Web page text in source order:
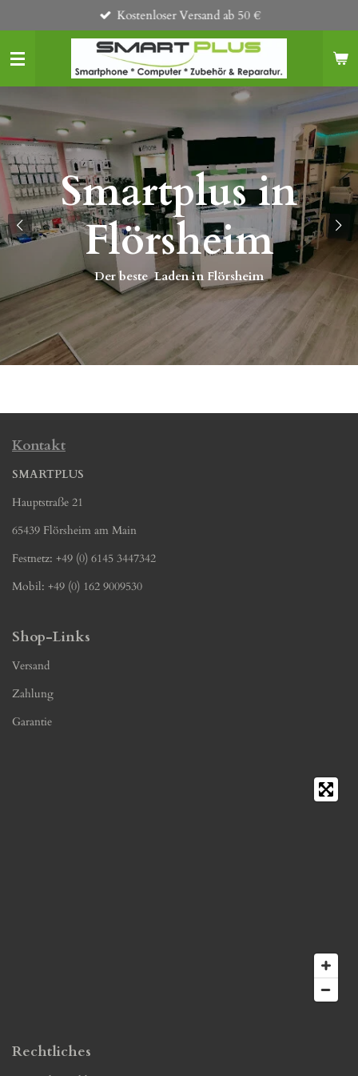
Hauptinhalt
springen
Kostenloser Versand ab 50 €
Smartplus in
Flörsheim
Der beste Laden in Flörsheim
Kontakt
SMARTPLUS
Hauptstraße 21
65439 Flörsheim am Main
Festnetz: +49 (0) 6145 3447342
Mobil: +49 (0) 162 9009530
Shop-Links
Versand
Zahlung
Garantie
Rechtliches